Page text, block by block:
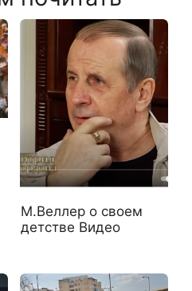
М.Веллер о своем
детстве Видео